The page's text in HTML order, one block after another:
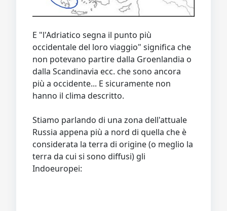
E "l'Adriatico segna il punto più
occidentale del loro viaggio" significa che
non potevano partire dalla Groenlandia o
dalla Scandinavia ecc. che sono ancora
più a occidente... E sicuramente non
hanno il clima descritto.
Stiamo parlando di una zona dell'attuale
Russia appena più a nord di quella che è
considerata la terra di origine (o meglio la
terra da cui si sono diffusi) gli
Indoeuropei: